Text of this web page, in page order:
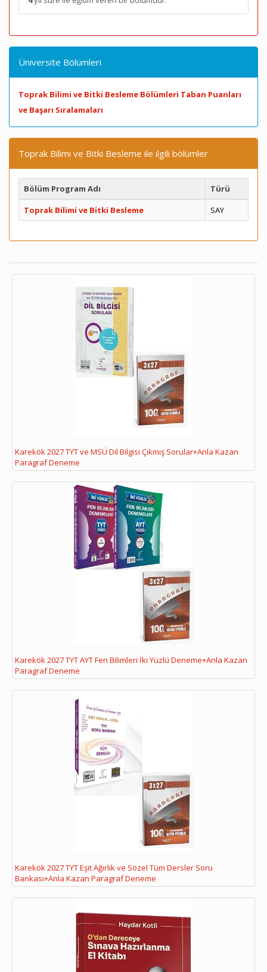
Üniversite Bölümleri
Toprak Bilimi ve Bitki Besleme Bölümleri Taban Puanları
ve Başarı Sıralamaları
Toprak Bilimi ve Bitki Besleme ile ilgili bölümler
Bölüm Program Adı
Türü
Toprak Bilimi ve Bitki Besleme
SAY
Karekök 2027 TYT ve MSÜ Dil Bilgisi Çıkmış Sorular+Anla Kazan
Paragraf Deneme
Karekök 2027 TYT AYT Fen Bilimleri İki Yüzlü Deneme+Anla Kazan
Paragraf Deneme
Karekök 2027 TYT Eşit Ağırlık ve Sözel Tüm Dersler Soru
Bankası+Anla Kazan Paragraf Deneme